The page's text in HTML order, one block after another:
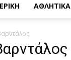
ΑΘΛΗΤΙΚΑ